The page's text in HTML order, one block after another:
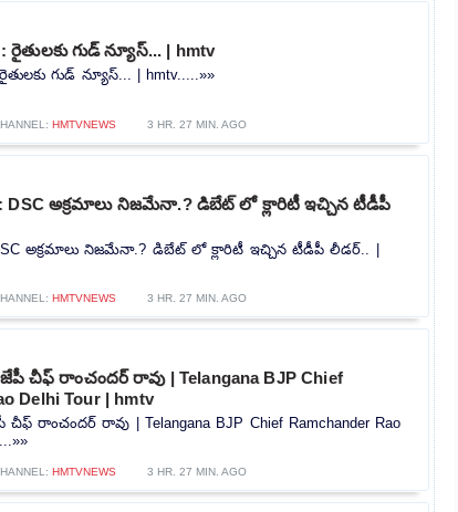
రైతులకు గుడ్ న్యూస్... | hmtv
గుడ్ న్యూస్... | hmtv.....»»
HMTVNEWS 3 HR. 27 MIN. AGO
: DSC అక్రమాలు నిజమేనా.? డిబేట్ లో క్లారిటీ ఇచ్చిన టీడీపీ
అక్రమాలు నిజమేనా.? డిబేట్ లో క్లారిటీ ఇచ్చిన టీడీపీ లీడర్.. |
HMTVNEWS 3 HR. 27 MIN. AGO
చీఫ్ రాంచందర్ రావు | Telangana BJP Chief
Delhi Tour | hmtv
రాంచందర్ రావు | Telangana BJP Chief Ramchander Rao
HMTVNEWS 3 HR. 27 MIN. AGO